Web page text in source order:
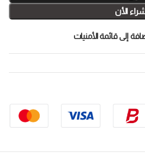
الأن
إلى قائمة الأمنيات